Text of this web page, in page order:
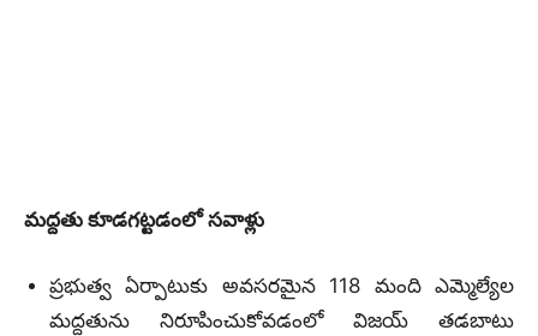
మద్దతు కూడగట్టడంలో సవాళ్లు
ప్రభుత్వ ఏర్పాటుకు అవసరమైన 118 మంది ఎమ్మెల్యేల
మద్దతును నిరూపించుకోవడంలో విజయ్‌ తడబాటు